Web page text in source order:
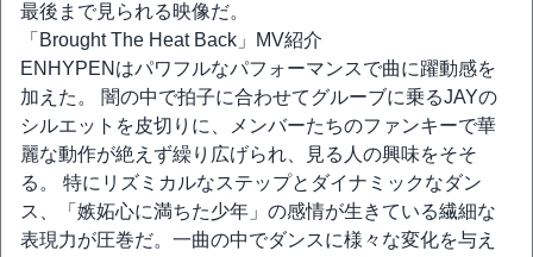
最後まで見られる映像だ。
「Brought The Heat Back」MV紹介
ENHYPENはパワフルなパフォーマンスで曲に躍動感を
加えた。 闇の中で拍子に合わせてグルーブに乗るJAYの
シルエットを皮切りに、メンバーたちのファンキーで華
麗な動作が絶えず繰り広げられ、見る人の興味をそそ
る。 特にリズミカルなステップとダイナミックなダン
ス、「嫉妬心に満ちた少年」の感情が生きている繊細な
表現力が圧巻だ。一曲の中でダンスに様々な変化を与え